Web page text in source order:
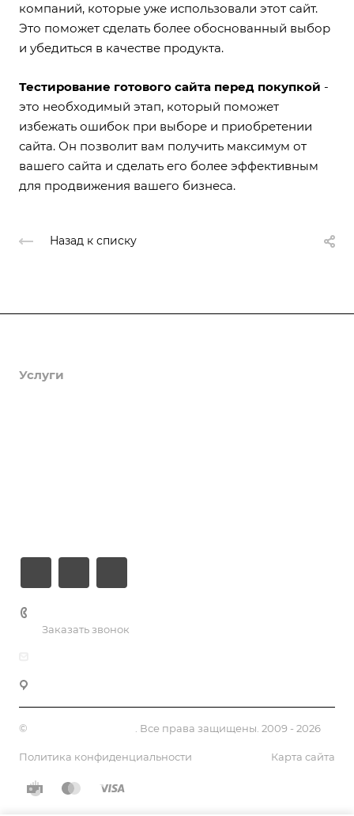
компаний, которые уже использовали этот сайт.
Это поможет сделать более обоснованный выбор
и убедиться в качестве продукта.
Тестирование готового сайта перед покупкой -
это необходимый этап, который поможет
избежать ошибок при выборе и приобретении
сайта. Он позволит вам получить максимум от
вашего сайта и сделать его более эффективным
для продвижения вашего бизнеса.
Назад к списку
Услуги
Заказать звонок
© . Все права защищены. 2009 - 2026
Политика конфиденциальности Карта сайта